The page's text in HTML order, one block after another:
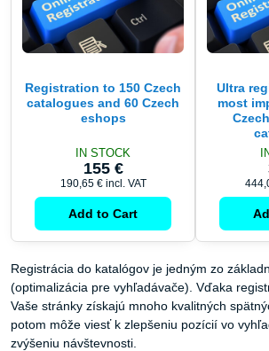
Registration to 150 Czech
catalogues and 60 Czech
eshops
IN STOCK
155 €
190,65 € incl. VAT
Add to Cart
Ultra
most
Registrácia do katalógov je jedným zo
(optimalizácia pre vyhľadávače). Vďaka
Vaše stránky získajú mnoho kvalitných
potom môže viesť k zlepšeniu pozícií vo
zvýšeniu návštevnosti.